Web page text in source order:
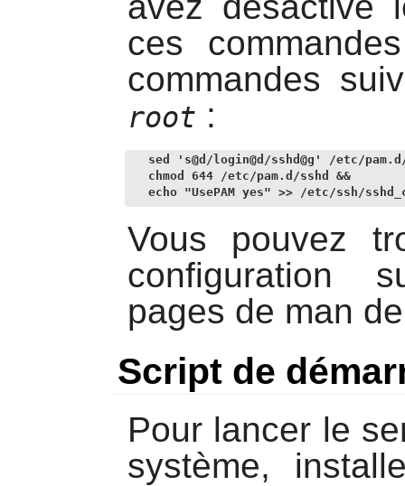
ces
commandes
root :
sed 's@d/login@d/sshd@g' /etc/
chmod 644 /etc/pam.d/sshd &&
echo "UsePAM yes" >> /etc/ssh/
Vous pouvez
configuration
pages de man
Script de
Pour lancer le
système,